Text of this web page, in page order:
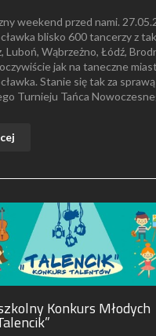
weekend przed nami.
blisko 600 tancerzy z
Luboń, Wąbrzeżno, Łódź,
jak na taneczne
Stanie się tak za
Turnieju Tańca
Konkurs Młodych